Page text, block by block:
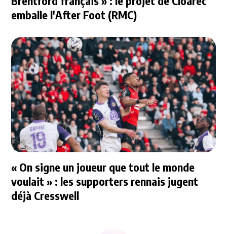
emballe l'After Foot (RMC)
« On signe un joueur que tout le monde
voulait » : les supporters rennais jugent
déjà Cresswell